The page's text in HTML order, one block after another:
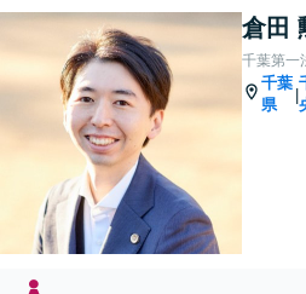
倉田
千葉第一
千葉
県
|